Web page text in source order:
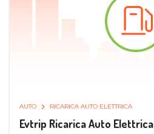
AUTO RICARICA AUTO ELETTRICA
Evtrip Ricarica Auto Elettrica